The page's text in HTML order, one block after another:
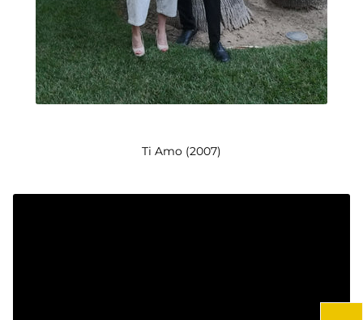
Ti Amo (2007)